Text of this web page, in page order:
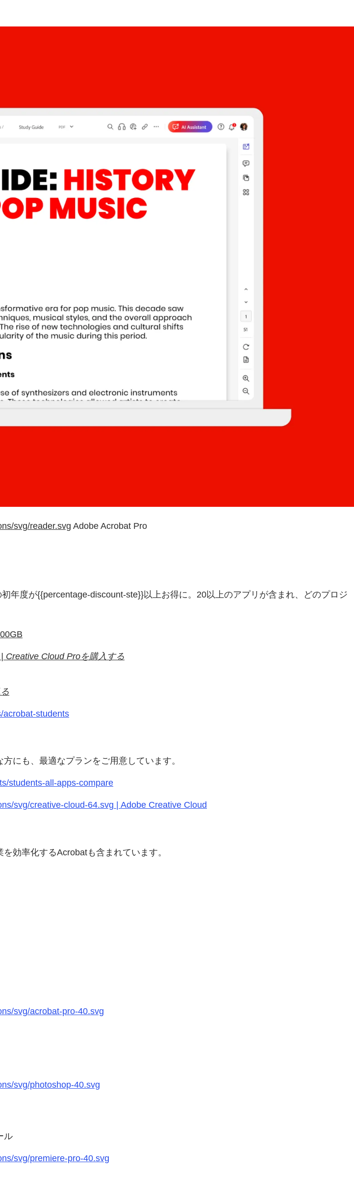
svg/reader.svg Adobe Acrobat Pro
年度が{{percentage-discount-ste}}以上お得に。20以上のアプリが含まれ、どのプロジ
Creative Cloud Proを購入する
acrobat-students
にも、最適なプランをご用意しています。
students-all-apps-compare
svg/creative-cloud-64.svg | Adobe Creative Cloud
効率化するAcrobatも含まれています。
svg/acrobat-pro-40.svg
svg/photoshop-40.svg
ル
svg/premiere-pro-40.svg